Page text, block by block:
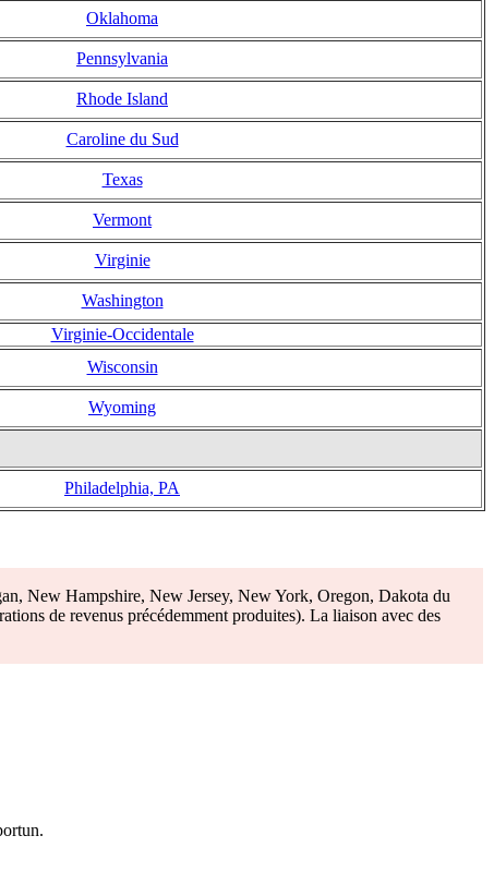
Oklahoma
Pennsylvania
Rhode Island
Caroline du Sud
Texas
Vermont
Virginie
Washington
Virginie-Occidentale
Wisconsin
Wyoming
Philadelphia, PA
New Hampshire, New Jersey, New York, Oregon, Dakota du
de revenus précédemment produites). La liaison avec des